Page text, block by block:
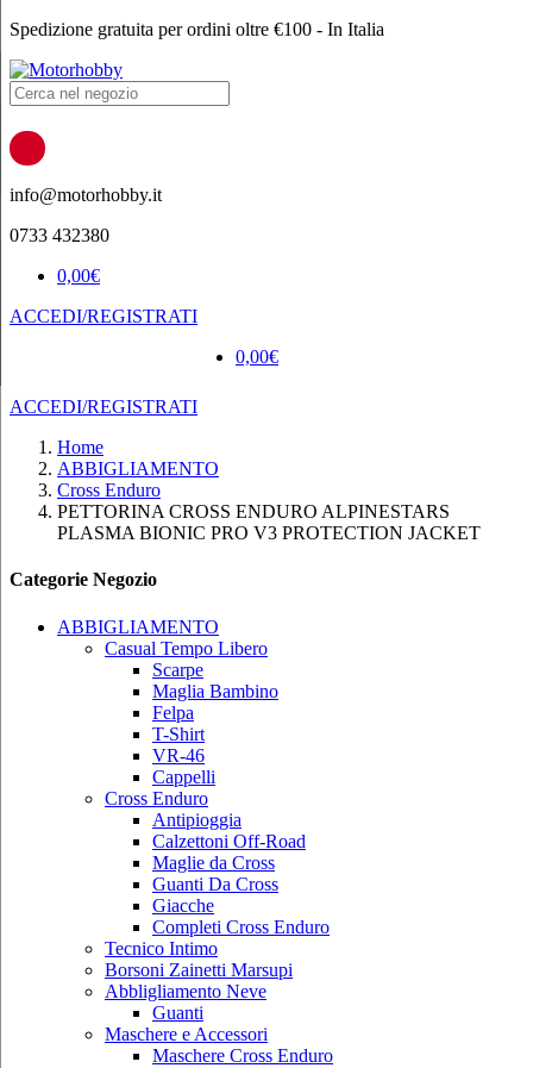
Spedizione gratuita per ordini oltre €100 - In Italia
Products
search
info@motorhobby.it
0733 432380
0,00€
ACCEDI/REGISTRATI
0,00€
ACCEDI/REGISTRATI
Home
ABBIGLIAMENTO
Cross Enduro
PETTORINA CROSS ENDURO ALPINESTARS
PLASMA BIONIC PRO V3 PROTECTION JACKET
Categorie Negozio
ABBIGLIAMENTO
Casual Tempo Libero
Scarpe
Maglia Bambino
Felpa
T-Shirt
VR-46
Cappelli
Cross Enduro
Antipioggia
Calzettoni Off-Road
Maglie da Cross
Guanti Da Cross
Giacche
Completi Cross Enduro
Tecnico Intimo
Borsoni Zainetti Marsupi
Abbligliamento Neve
Guanti
Maschere e Accessori
Maschere Cross Enduro